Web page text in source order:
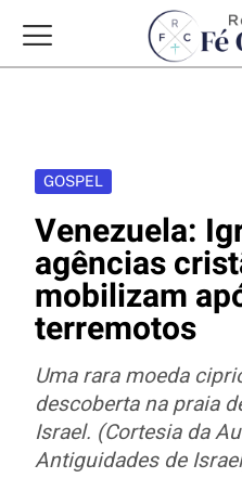
GOSPEL
Venezuela:
agências
mobilizam
terremotos
Uma rara moeda
descoberta na praia
Israel. (Cortesia da
Antiguidades de